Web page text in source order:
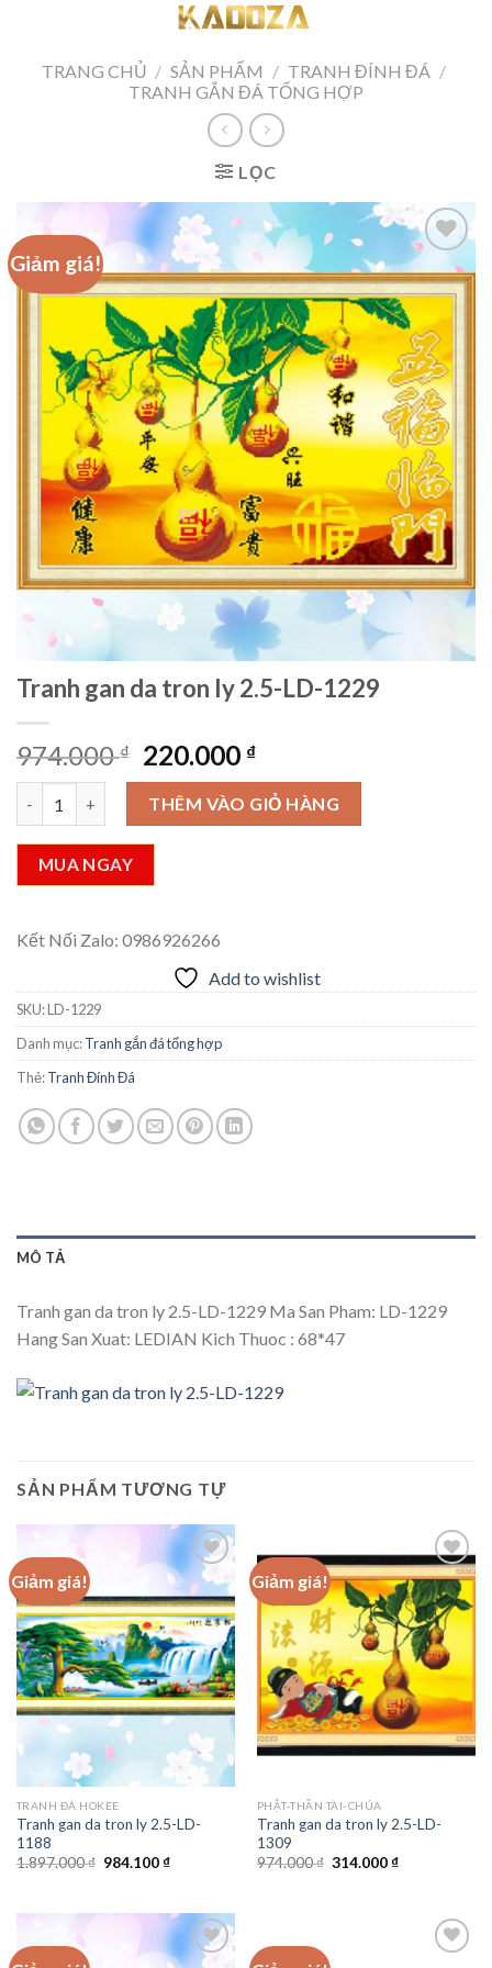
contentTRANG CHỦ / SẢN PHẨM / TRANH ĐÍNH ĐÁ /
TRANH GẮN ĐÁ TỔNG HỢP
LỌC
Giảm giá!
wishlist
Tranh gan da tron ly 2.5-LD-1229
974.000₫ Giá
gốc
là:
974.000 ₫.
220.000 ₫Giá
hiện
tại
là:
Tranh gan da tron ly 2.5-LD-1229 số lượng
THÊM VÀO GIỎ HÀNG
MUA NGAY
Kết Nối Zalo: 0986926266
Add to wishlist
SKU:LD-1229
Danh mục:Tranh gắn đá tổng hợp
Thẻ:Tranh Đính Đá
MÔ TẢ
Tranh gan da tron ly 2.5-LD-1229 Ma San Pham: LD-1229
Hang San Xuat: LEDIAN Kich Thuoc : 68*47
SẢN PHẨM TƯƠNG TỰ
Giảm giá!
Add to
wishlist
TRANH ĐÁ HOKEE
Tranh gan da tron ly 2.5-LD-
1188
1.897.000₫ Giá
984.100₫Giá
984.100 ₫.
Giảm giá!
Add to
wishlist
PHẬT-THẦN TÀI-CHÚA
Tranh gan da tron ly 2.5-LD-
1309
974.000₫ Giá
314.000₫Giá
314.000 ₫.